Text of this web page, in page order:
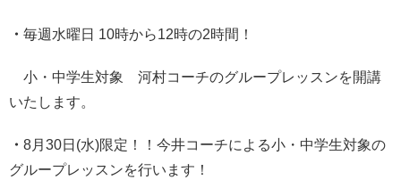
・ 毎週水曜日 10時から12時の2時間！
小・中学生対象 河村コーチのグループレッスンを開講
いたします。
・ 8月30日(水)限定！！今井コーチによる小・中学生対象の
グループレッスンを行います！